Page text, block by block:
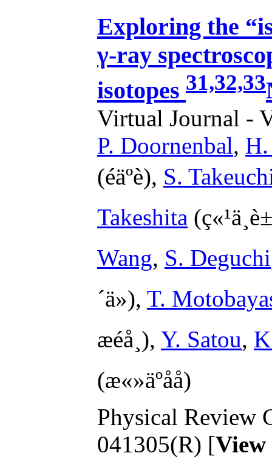
Exploring the
γ-ray
isotopes 31,32,33
Virtual Journal -
P. Doornenbal,
(éäºè), S.
Takeshita
Wang, S. Deguchi
´ä»), T.
æéå¸), Y. Satou,
(æ«»äºåå)
Physical Review
041305(R) [View